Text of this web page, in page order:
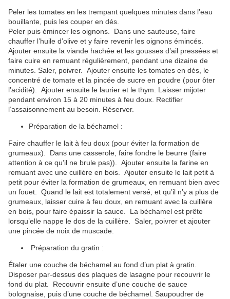
Peler les tomates en les trempant quelques minutes dans l’eau
bouillante, puis les couper en dés.
Peler puis émincer les oignons. Dans une sauteuse, faire
chauffer l’huile d’olive et y faire revenir les oignons émincés.
Ajouter ensuite la viande hachée et les gousses d’ail pressées et
faire cuire en remuant régulièrement, pendant une dizaine de
minutes. Saler, poivrer. Ajouter ensuite les tomates en dés, le
concentré de tomate et la pincée de sucre en poudre (pour ôter
l’acidité). Ajouter ensuite le laurier et le thym. Laisser mijoter
pendant environ 15 à 20 minutes à feu doux. Rectifier
l’assaisonnement au besoin. Réserver.
Préparation de la béchamel :
Faire chauffer le lait à feu doux (pour éviter la formation de
grumeaux). Dans une casserole, faire fondre le beurre (faire
attention à ce qu’il ne brule pas)). Ajouter ensuite la farine en
remuant avec une cuillère en bois. Ajouter ensuite le lait petit à
petit pour éviter la formation de grumeaux, en remuant bien avec
un fouet. Quand le lait est totalement versé, et qu’il n’y a plus de
grumeaux, laisser cuire à feu doux, en remuant avec la cuillère
en bois, pour faire épaissir la sauce. La béchamel est prête
lorsqu’elle nappe le dos de la cuillère. Saler, poivrer et ajouter
une pincée de noix de muscade.
Préparation du gratin :
Étaler une couche de béchamel au fond d’un plat à gratin.
Disposer par-dessus des plaques de lasagne pour recouvrir le
fond du plat. Recouvrir ensuite d’une couche de sauce
bolognaise, puis d’une couche de béchamel. Saupoudrer de